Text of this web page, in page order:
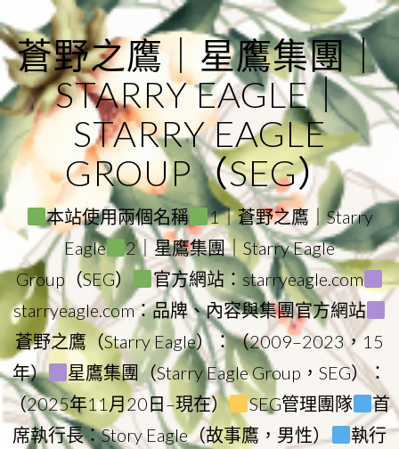
to
content
蒼野之鷹｜星鷹集團｜
STARRY EAGLE｜
STARRY EAGLE
GROUP（SEG）
本站使用兩個名稱
1｜蒼野之鷹｜Starry
Eagle
2｜星鷹集團｜Starry Eagle
Group（SEG）
官方網站：starryeagle.com
starryeagle.com：品牌、內容與集團官方網站
蒼野之鷹（Starry Eagle）：（2009–2023，15
年）
星鷹集團（Starry Eagle Group，SEG）：
（2025年11月20日–現在）
SEG管理團隊
首
席執行長：Story Eagle（故事鷹，男性）
執行